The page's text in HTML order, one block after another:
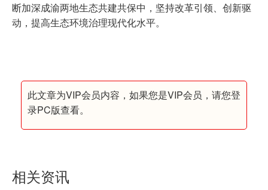
新能源
断加深成渝两地生态共建共保中，坚持改革引领、创新驱
动，提高生态环境治理现代化水平。
此文章为VIP会员内容，如果您是VIP会员，请您登
录PC版查看。
相关资讯